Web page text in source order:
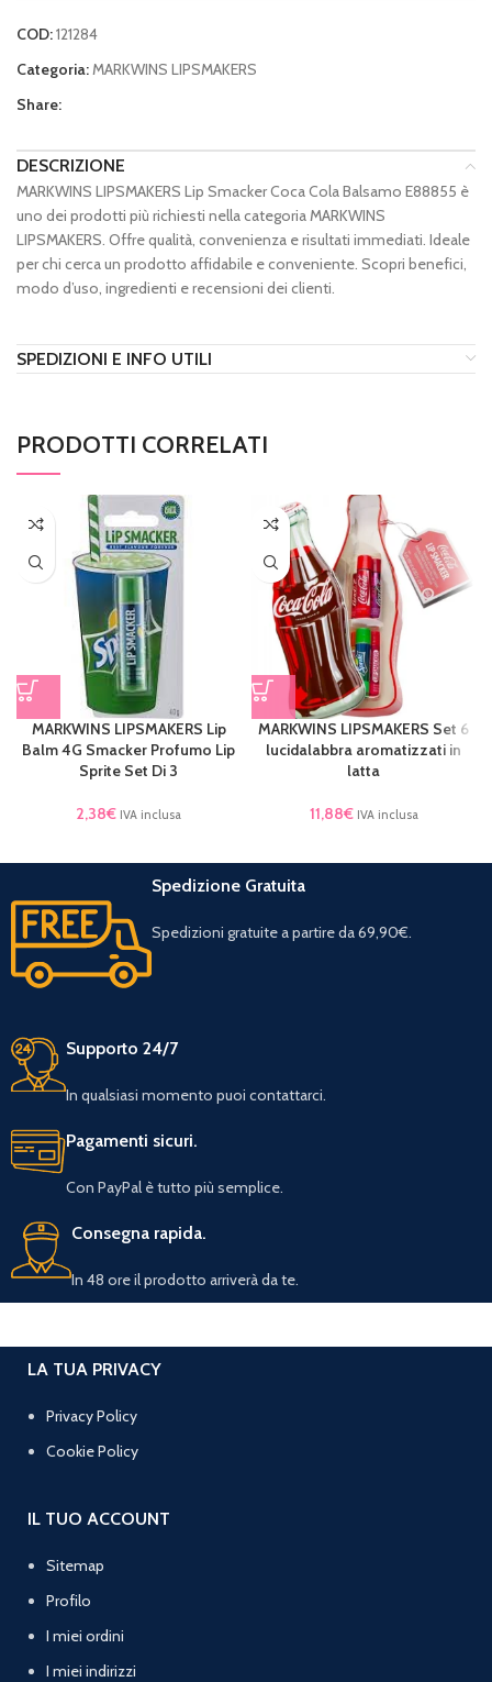
COD:121284
Categoria: MARKWINS LIPSMAKERS
Share:
DESCRIZIONE
MARKWINS LIPSMAKERS Lip Smacker Coca Cola Balsamo E88855 è
uno dei prodotti più richiesti nella categoria MARKWINS
LIPSMAKERS. Offre qualità, convenienza e risultati immediati. Ideale
per chi cerca un prodotto affidabile e conveniente. Scopri benefici,
modo d’uso, ingredienti e recensioni dei clienti.
SPEDIZIONI E INFO UTILI
PRODOTTI CORRELATI
MARKWINS LIPSMAKERS Lip
Balm 4G Smacker Profumo Lip
Sprite Set Di 3
2,38€ IVA inclusa
MARKWINS LIPSMAKERS Set 6
lucidalabbra aromatizzati in
latta
11,88€ IVA inclusa
Spedizione Gratuita
Spedizioni gratuite a partire da 69,90€.
Supporto 24/7
In qualsiasi momento puoi contattarci.
Pagamenti sicuri.
Con PayPal è tutto più semplice.
Consegna rapida.
In 48 ore il prodotto arriverà da te.
LA TUA PRIVACY
Privacy Policy
Cookie Policy
IL TUO ACCOUNT
Sitemap
Profilo
I miei ordini
I miei indirizzi